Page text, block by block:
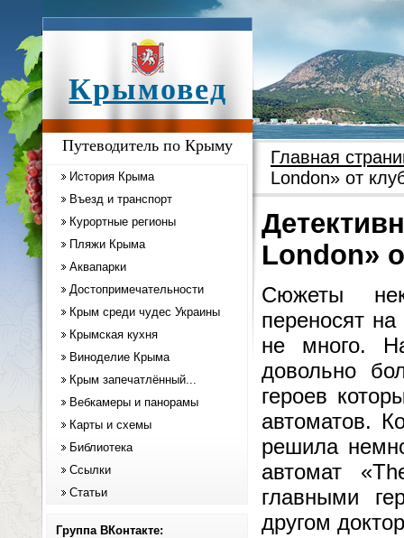
Крымовед
Путеводитель по Крыму
История Крыма
Въезд и транспорт
Курортные регионы
Пляжи Крыма
Аквапарки
Достопримечательности
Крым среди чудес Украины
Крымская кухня
Виноделие Крыма
Крым запечатлённый...
Вебкамеры и панорамы
Карты и схемы
Библиотека
Ссылки
Статьи
Группа ВКонтакте:
Главная
London» от
London»
Сюжеты
переносят
не много.
довольно
героев
автоматов.
решила
автомат
главными
другом